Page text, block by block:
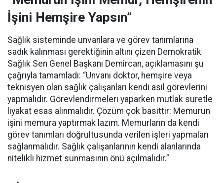
İşini Hemşire Yapsın”
Sağlık sisteminde unvanlara ve görev tanımlarına
sadık kalınması gerektiğinin altını çizen Demokratik
Sağlık Sen Genel Başkanı Demircan, açıklamasını şu
çağrıyla tamamladı: “Unvanı doktor, hemşire veya
teknisyen olan sağlık çalışanları kendi asil görevlerini
yapmalıdır. Görevlendirmeleri yaparken mutlak suretle
liyakat esas alınmalıdır. Çözüm çok basittir: Memurun
işini memura yaptırmak lazım. Memurların da kendi
görev tanımları doğrultusunda verilen işleri yapmaları
sağlanmalıdır. Sağlık çalışanlarının kendi alanlarında
nitelikli hizmet sunmasının önü açılmalıdır.”